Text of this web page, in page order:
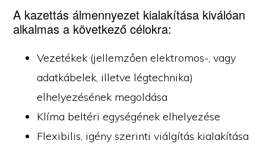
A kazettás álmennyezet kialakítása kiválóan
alkalmas a következő célokra:
Vezetékek (jellemzően elektromos-, vagy
adatkábelek, illetve légtechnika)
elhelyezésének megoldása
Klíma beltéri egységének elhelyezése
Flexibilis, igény szerinti viálgítás kialakítása